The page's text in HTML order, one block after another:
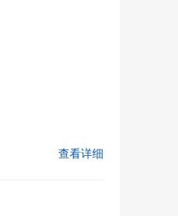
查看详细